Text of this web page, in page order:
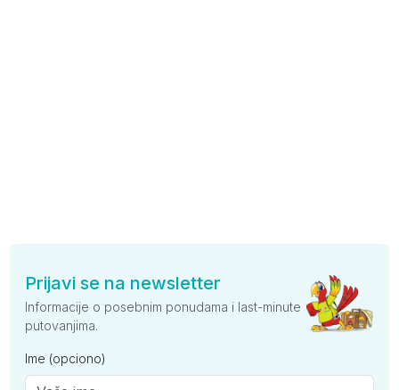
Prijavi se na newsletter
Informacije o posebnim ponudama i last-minute
putovanjima.
Ime (opciono)